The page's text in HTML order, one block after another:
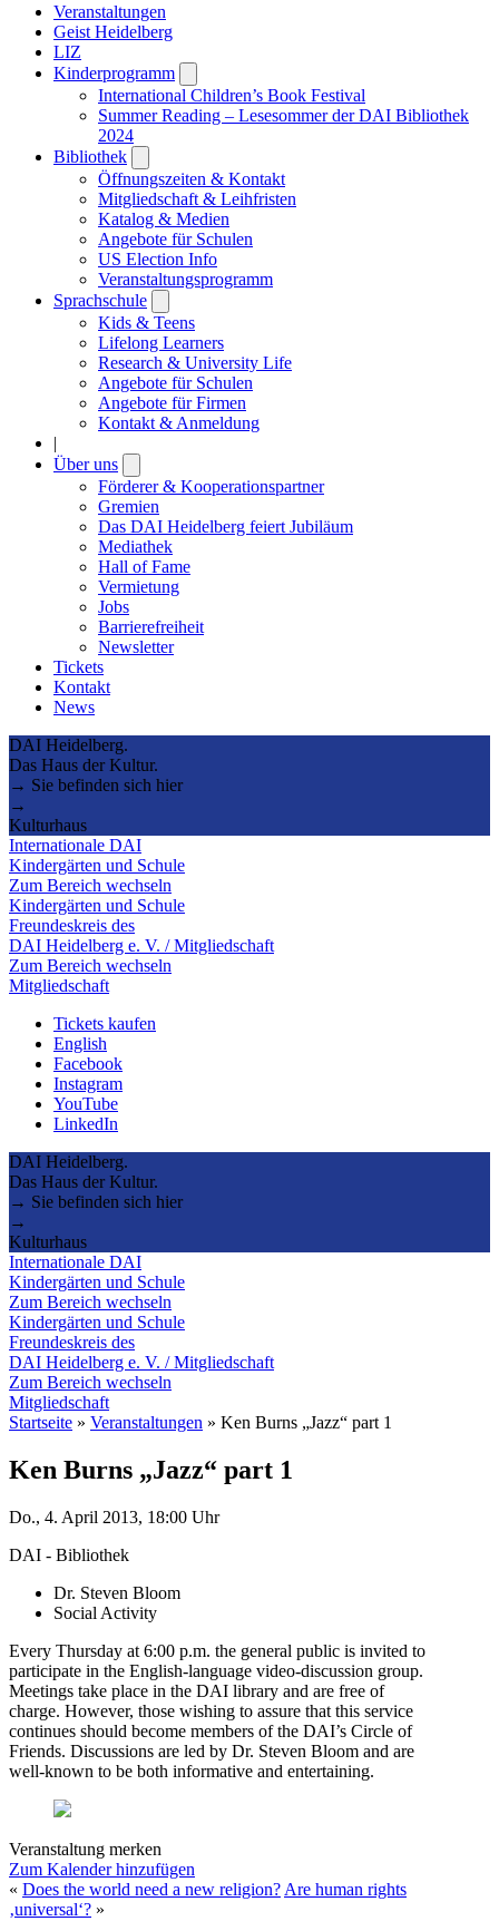
Veranstaltungen
Geist Heidelberg
LIZ
Kinderprogramm
submenu
International Children’s Book Festival
Summer Reading – Lesesommer der DAI Bibliothek
2024
Bibliothek
submenu
Öffnungszeiten & Kontakt
Mitgliedschaft & Leihfristen
Katalog & Medien
Angebote für Schulen
US Election Info
Veranstaltungsprogramm
Sprachschule
submenu
Kids & Teens
Lifelong Learners
Research & University Life
Angebote für Schulen
Angebote für Firmen
Kontakt & Anmeldung
|
Über uns
submenu
Förderer & Kooperationspartner
Gremien
Das DAI Heidelberg feiert Jubiläum
Mediathek
Hall of Fame
Vermietung
Jobs
Barrierefreiheit
Newsletter
Tickets
Kontakt
News
DAI Heidelberg.
Das Haus der Kultur.
→ Sie befinden sich hier
→
Kulturhaus
Internationale DAI
Kindergärten und Schule
Zum Bereich wechseln
Kindergärten und Schule
Freundeskreis des
DAI Heidelberg e. V. / Mitgliedschaft
Zum Bereich wechseln
Mitgliedschaft
Tickets kaufen
English
Facebook
Instagram
YouTube
LinkedIn
DAI Heidelberg.
Das Haus der Kultur.
→ Sie befinden sich hier
→
Kulturhaus
Internationale DAI
Kindergärten und Schule
Zum Bereich wechseln
Kindergärten und Schule
Freundeskreis des
DAI Heidelberg e. V. / Mitgliedschaft
Zum Bereich wechseln
Mitgliedschaft
Startseite » Veranstaltungen » Ken Burns „Jazz“ part 1
Ken Burns „Jazz“ part 1
Do., 4. April 2013, 18:00 Uhr
DAI - Bibliothek
Dr. Steven Bloom
Social Activity
Every Thursday at 6:00 p.m. the general public is invited to
participate in the English-language video-discussion group.
Meetings take place in the DAI library and are free of
charge. However, those wishing to assure that this service
continues should become members of the DAI’s Circle of
Friends. Discussions are led by Dr. Steven Bloom and are
well-known to be both informative and entertaining.
Veranstaltung merken
Zum Kalender hinzufügen
« Does the world need a new religion? Are human rights
‚universal‘? »